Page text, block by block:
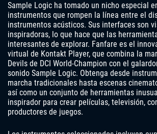
Sample Logic ha tomado un nicho especial
instrumentos que rompen la línea entre el
instrumentos acústicos. Sus interfaces son
inspiradoras, lo que hace que las
interesantes de explorar. Fanfare es el
virtual de Kontakt Player, que combina la
Devils de DCI World-Champion con el
sonido Sample Logic. Obtenga desde
marcha tradicionales hasta escenas
así como un conjunto de herramientas
inspirador para crear películas, televisión,
productores de juegos.